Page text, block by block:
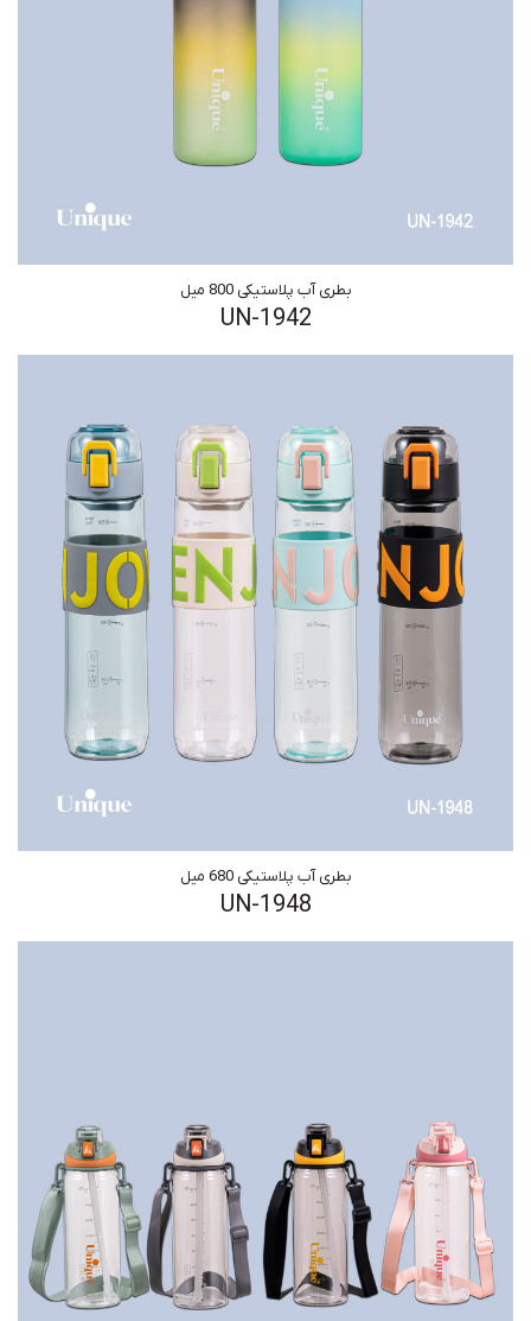
بطری آب پلاستیکی 800 میل
UN-1942
بطری آب پلاستیکی 680 میل
UN-1948